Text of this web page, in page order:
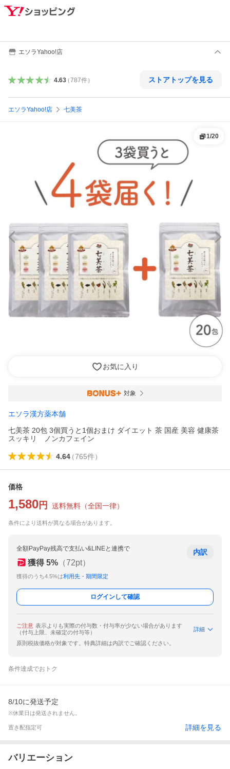
エソラYahoo!店
4.63（787件） ストアトップを見る
エソラYahoo!店 七美茶
1/20
お気に入り
対象
エソラ漢方薬本舗
七美茶 20包 3個買うと1個おまけ ダイエット 茶 国産 美容 健康茶
スッキリ ノンカフェイン
4.64（765件）
価格
1,580 円 送料無料 （全国一律）
条件により送料が異なる場合があります。
全額PayPay残高で支払い&LINEと連携で
獲得 5% （72pt）
獲得のうち4.5%は利用先・期間限定
内訳
ログインして確認
ご注意 表示よりも実際の付与数・付与率が少ない場合があります
（付与上限、未確定の付与等）
詳細
原則税抜価格が対象です。特典詳細は内訳でご確認ください。
条件達成でおトク
8/10に発送予定
※休業日は発送されません。
置き配指定可 詳細を見る
バリエーション